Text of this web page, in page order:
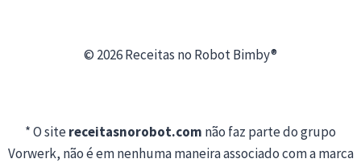
© 2026 Receitas no Robot Bimby®
* O sitereceitasnorobot.com não faz parte do grupo
Vorwerk, não é em nenhuma maneira associado com a marca